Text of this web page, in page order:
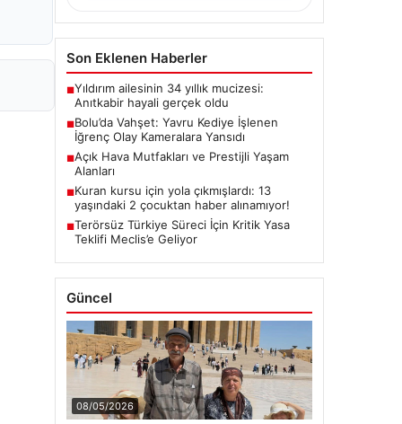
Son Eklenen Haberler
■Yıldırım ailesinin 34 yıllık mucizesi:
Anıtkabir hayali gerçek oldu
■Bolu’da Vahşet: Yavru Kediye İşlenen
İğrenç Olay Kameralara Yansıdı
■Açık Hava Mutfakları ve Prestijli Yaşam
Alanları
■Kuran kursu için yola çıkmışlardı: 13
yaşındaki 2 çocuktan haber alınamıyor!
■Terörsüz Türkiye Süreci İçin Kritik Yasa
Teklifi Meclis’e Geliyor
Güncel
08/05/2026